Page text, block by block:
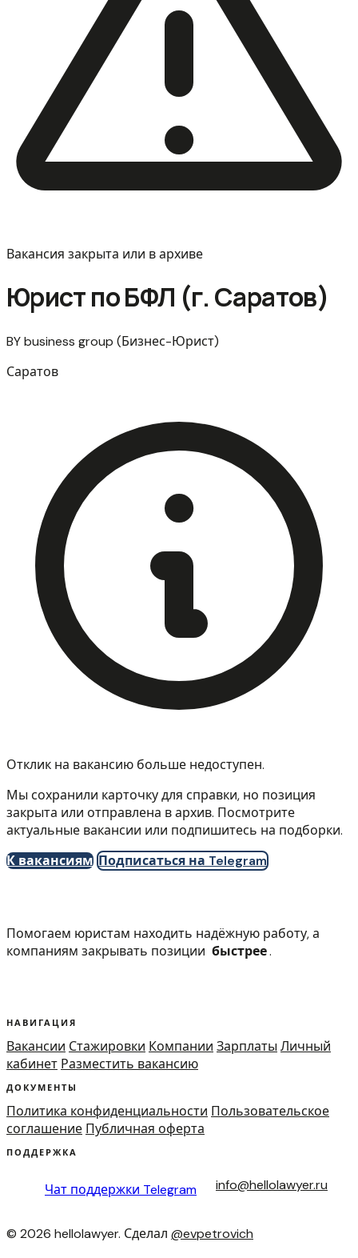
Вакансия закрыта или в архиве
Юрист по БФЛ (г. Саратов)
BY business group (Бизнес-Юрист)
Саратов
Отклик на вакансию больше недоступен.
Мы сохранили карточку для справки, но позиция
закрыта или отправлена в архив. Посмотрите
актуальные вакансии или подпишитесь на подборки.
К вакансиям Подписаться на Telegram
Помогаем юристам находить надёжную работу, а
компаниям закрывать позиции быстрее.
НАВИГАЦИЯ
Вакансии Стажировки Компании Зарплаты Личный
кабинет Разместить вакансию
ДОКУМЕНТЫ
Политика конфиденциальности Пользовательское
соглашение Публичная оферта
ПОДДЕРЖКА
Чат поддержки Telegram info@hellolawyer.ru
© 2026 hellolawyer. Сделал @evpetrovich